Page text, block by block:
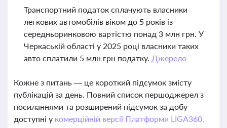
Транспортний податок сплачують власники
легкових автомобілів віком до 5 років із
середньоринковою вартістю понад 3 млн грн. У
Черкаській області у 2025 році власники таких
авто сплатили 5 млн грн податку. Джерело
Кожне з питань — це короткий підсумок змісту
публікацій за день. Повний список першоджерел з
посиланнями та розширений підсумок за добу
доступні у комерційній версії Платформи LIGA360.